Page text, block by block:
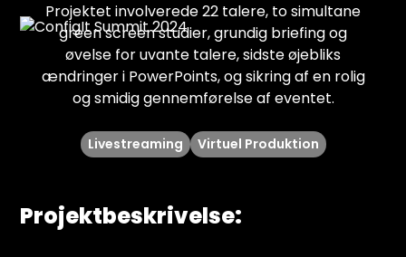
Projektet involverede 22 talere, to simultane
green screen studier, grundig briefing og
øvelse for uvante talere, sidste øjebliks
ændringer i PowerPoints, og sikring af en rolig
og smidig gennemførelse af eventet.
Livestreaming Virtuel Produktion
Projektbeskrivelse: